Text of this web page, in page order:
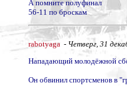
А помните полуфинал
56-11 по броскам
rabotyaga - Четверг, 31
Нападающий молодёжной
Он обвинил спортсменов в